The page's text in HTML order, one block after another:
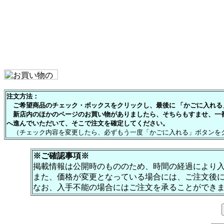
注文方法：
ご希望商品のチェック・ボックスをクリックし、最後に 「かごに入れ
新店内のほかのページのお買い物がありましたら、そちらもすませ、一
へ進んでいただいて、そこで注文を確定してください。
（チェック内容を変更したら、必ずもう一度「かごに入れる」ボタン
※ご確認事項※
掲載情報は公開時のもののため、時間の経過により
また、価格が変更となっている場合には、ご注文後
なお、入手不能の場合にはご注文を承ることができ